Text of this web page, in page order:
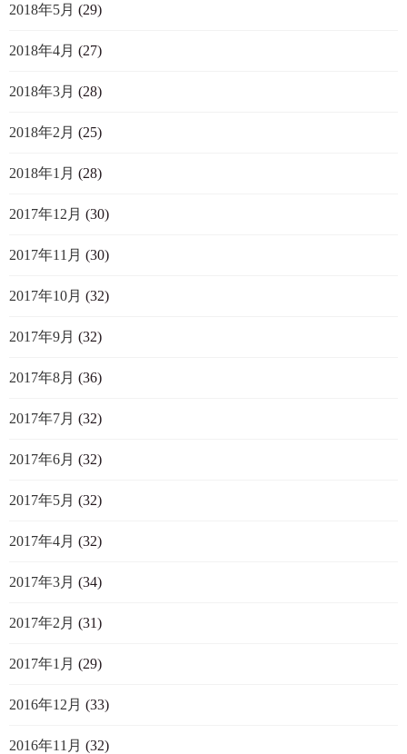
2018年5月 (29)
2018年4月 (27)
2018年3月 (28)
2018年2月 (25)
2018年1月 (28)
2017年12月 (30)
2017年11月 (30)
2017年10月 (32)
2017年9月 (32)
2017年8月 (36)
2017年7月 (32)
2017年6月 (32)
2017年5月 (32)
2017年4月 (32)
2017年3月 (34)
2017年2月 (31)
2017年1月 (29)
2016年12月 (33)
2016年11月 (32)